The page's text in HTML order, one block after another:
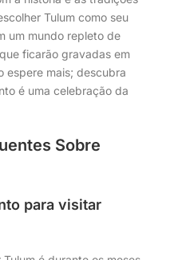
Tulum como seu
um mundo repleto de
ficarão gravadas em
espere mais; descubra
é uma celebração da
Sobre
para visitar